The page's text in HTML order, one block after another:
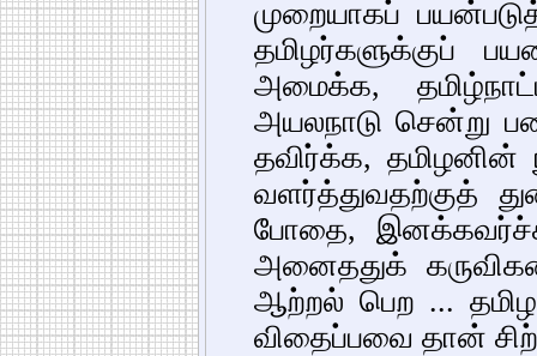
முறையாகப்
தமிழர்களுக்குப்
அமைக்க,
அயலநாடு சென்று
தவிர்க்க, தமிழனின்
வளர்த்துவதற்குத்
போதை,
அனைததுக்
ஆற்றல் பெற ...
விதைப்பவை தான்